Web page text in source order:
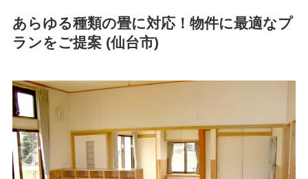
あらゆる種類の畳に対応！物件に最適なプ
ランをご提案 (仙台市)